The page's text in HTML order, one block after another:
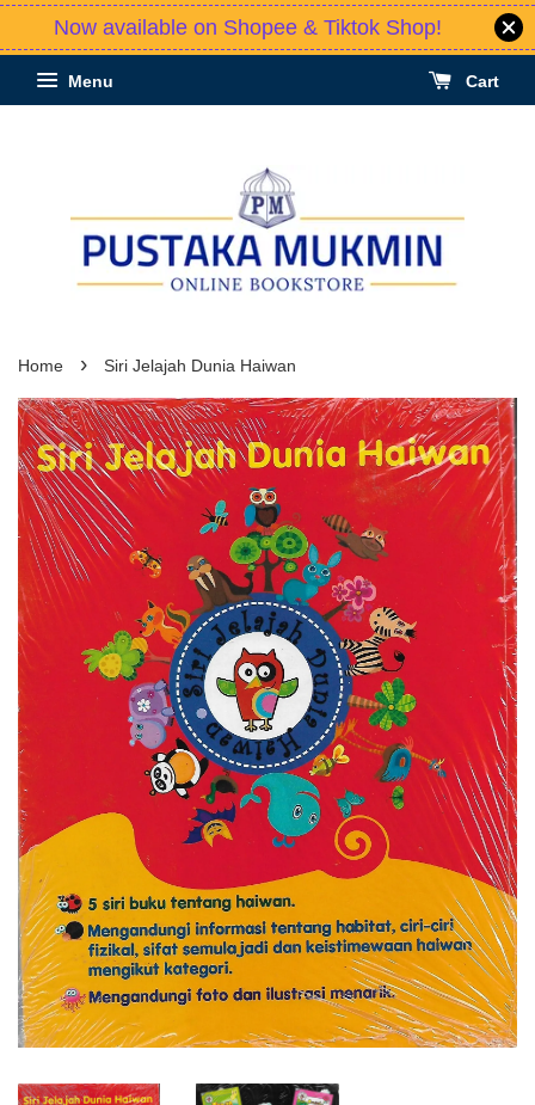
Now available on Shopee & Tiktok Shop!
Menu Cart
Home › Siri Jelajah Dunia Haiwan